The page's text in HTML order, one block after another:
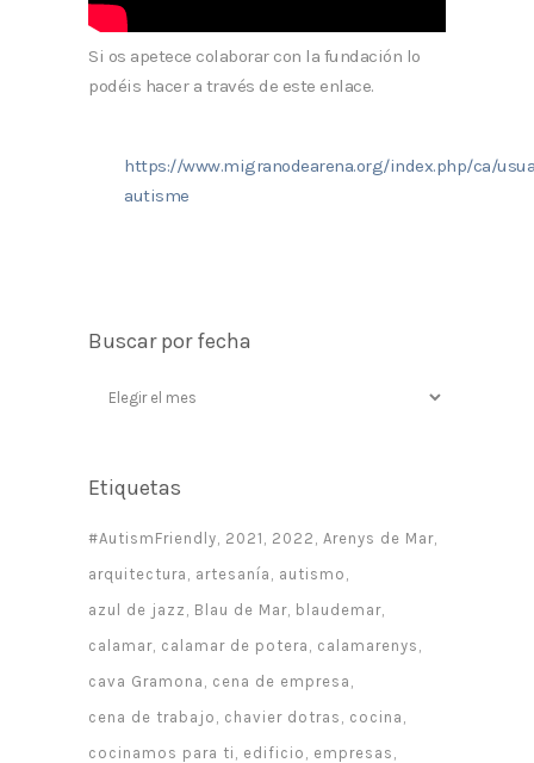
Si os apetece colaborar con la fundación lo
podéis hacer a través de este enlace.
https://www.migranodearena.org/index.php/ca/
autisme
Buscar por fecha
Buscar
Etiquetas
#AutismFriendly 2021 2022 Arenys de Mar
arquitectura
artesanía
autismo
azul de jazz
Blau de Mar blaudemar
calamar calamar de potera
calamarenys
cava Gramona
cena de empresa
cena de trabajo
chavier dotras
cocina
cocinamos para ti
edificio
empresas